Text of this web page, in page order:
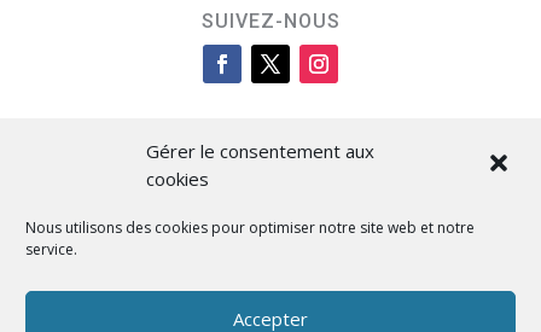
Gérer le consentement aux
cookies
Nous utilisons des cookies pour optimiser notre site web et notre
service.
Accepter
SUIVEZ-NOUS
Cità di L’Isula